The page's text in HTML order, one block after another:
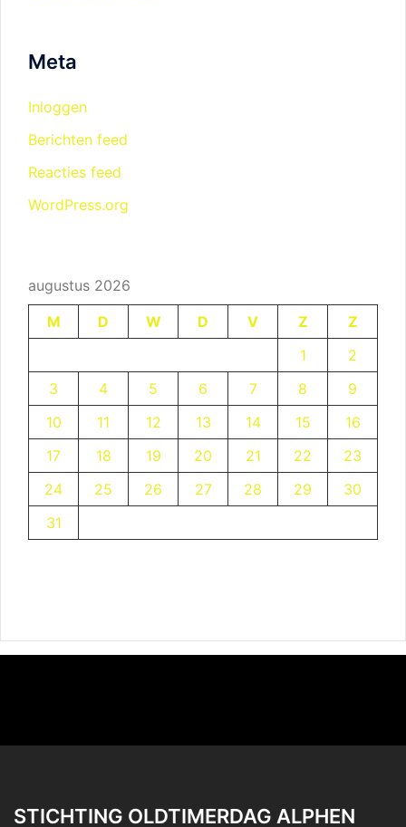
Meta
Inloggen
Berichten feed
Reacties feed
WordPress.org
augustus 2026
M
D W D V Z
Z
1
2
3
4 5 6 7 8
9
10
11 12 13 14 15
16
17
18 19 20 21 22
23
24
25 26 27 28 29
30
31
STICHTING OLDTIMERDAG ALPHEN